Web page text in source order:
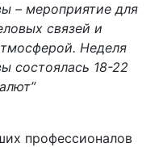
– мероприятие для
связей и
Неделя
состоялась 18-22
профессионалов